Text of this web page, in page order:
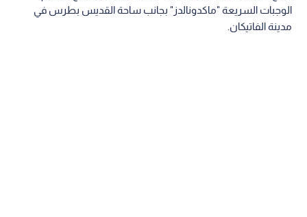
الوجبات السريعة "ماكدونالدز" بجانب ساحة القديس بطرس في
مدينة الفاتيكان.